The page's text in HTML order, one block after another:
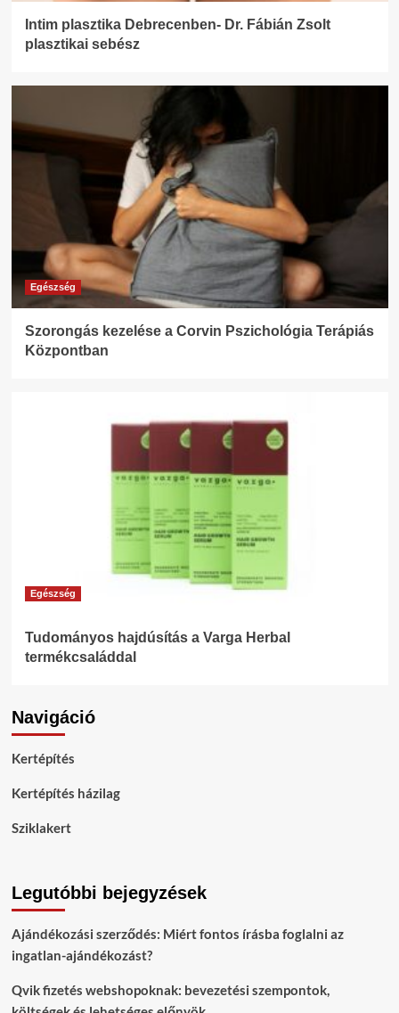
Intim plasztika Debrecenben- Dr. Fábián Zsolt
plasztikai sebész
Egészség
Szorongás kezelése a Corvin Pszichológia Terápiás
Központban
Egészség
Tudományos hajdúsítás a Varga Herbal
termékcsaláddal
Navigáció
Kertépítés
Kertépítés házilag
Sziklakert
Legutóbbi bejegyzések
Ajándékozási szerződés: Miért fontos írásba foglalni az
ingatlan-ajándékozást?
Qvik fizetés webshopoknak: bevezetési szempontok,